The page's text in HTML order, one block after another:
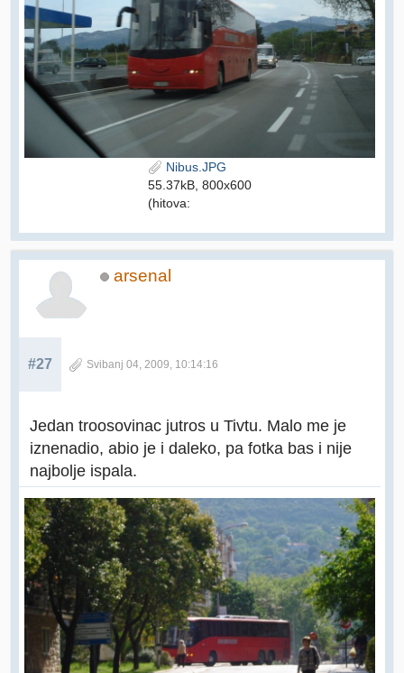
Nibus.JPG
55.37kB, 800x600
(hitova:
arsenal
#27 Svibanj 04, 2009, 10:14:16
Jedan troosovinac jutros u Tivtu. Malo me je
iznenadio, abio je i daleko, pa fotka bas i nije
najbolje ispala.